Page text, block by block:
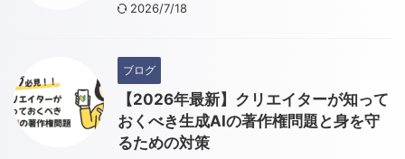
2026/7/18
ブログ
【2026年最新】クリエイターが知って
おくべき生成AIの著作権問題と身を守
るための対策